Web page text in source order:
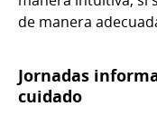
de manera
Jornadas
cuidado